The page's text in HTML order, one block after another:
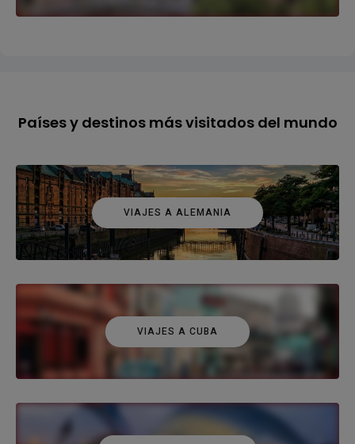
Países y destinos más visitados del mundo
VIAJES A ALEMANIA
VIAJES A CUBA